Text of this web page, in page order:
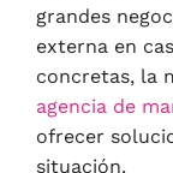
grandes
externa en
concretas, la
agencia de
ofrecer
situación.